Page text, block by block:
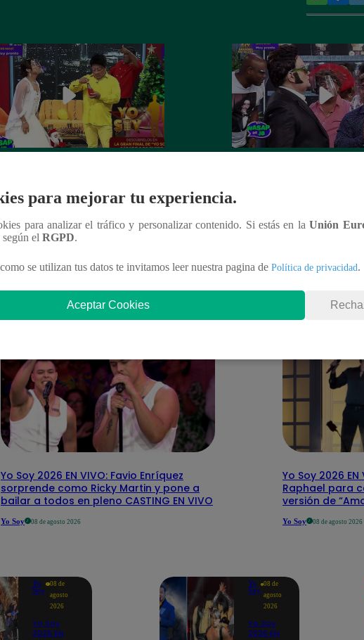
ante la emoción de su esposa
Yo Soy 2026 EN VIVO: Favio Enríquez
sorprende como Ricky Martin y pone a
bailar a todos en pleno CASTING EN VIVO
Yo Soy 08 de agosto 2026
Yo Soy 2026
Raphael para
versión de
Yo Soy 08 de agosto 2026
Yo
Soy
08 de
agosto
2026
Yo Soy
2026 EN
Yo
Soy
08 de
agosto
2026
Yo Soy
2026 EN
para mejorar tu experiencia.
para analizar el tráfico y personalizar contenido. Si estás en laUnión
según el RGPD.
se utilizan tus datos te invitamos leer nuestra pagina de Política de privacidad.
Aceptar Cookies